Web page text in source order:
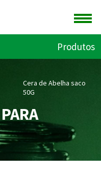
Produtos
Cera de Abelha saco
50G